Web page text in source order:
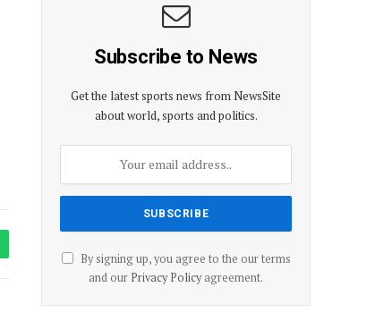
Subscribe to News
Get the latest sports news from NewsSite
about world, sports and politics.
By signing up, you agree to the our terms
and our Privacy Policyagreement.